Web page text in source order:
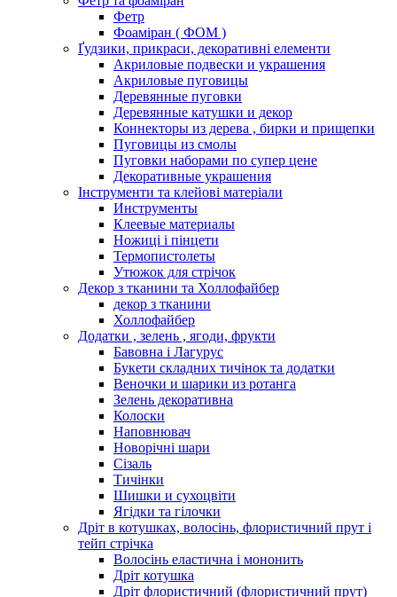
Фетр
Фоаміран ( ФОМ )
Ґудзики, прикраси, декоративні елементи
Акриловые подвески и украшения
Акриловые пуговицы
Деревянные пуговки
Деревянные катушки и декор
Коннекторы из дерева , бирки и прищепки
Пуговицы из смолы
Пуговки наборами по супер цене
Декоративные украшения
Інструменти та клейові матеріали
Инструменты
Клеевые материалы
Ножиці і пінцети
Термопистолеты
Утюжок для стрічок
Декор з тканини та Холлофайбер
декор з тканини
Холлофайбер
Додатки , зелень , ягоди, фрукти
Бавовна і Лагурус
Букети складних тичінок та додатки
Веночки и шарики из ротанга
Зелень декоративна
Колоски
Наповнювач
Новорічні шари
Сізаль
Тичінки
Шишки и сухоцвіти
Ягідки та гілочки
Дріт в котушках, волосінь, флористичний прут і
тейп стрічка
Волосінь еластична і мононить
Дріт котушка
Дріт флористичний (флористичний прут)